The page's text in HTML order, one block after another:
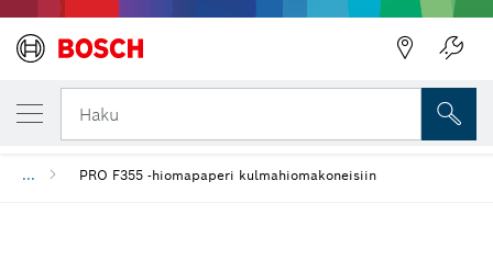
Haku
... PRO F355 -hiomapaperi kulmahiomakoneisiin
VALITSEMASI VAIHTOEHTO
PRO F355 -hiomapaperi